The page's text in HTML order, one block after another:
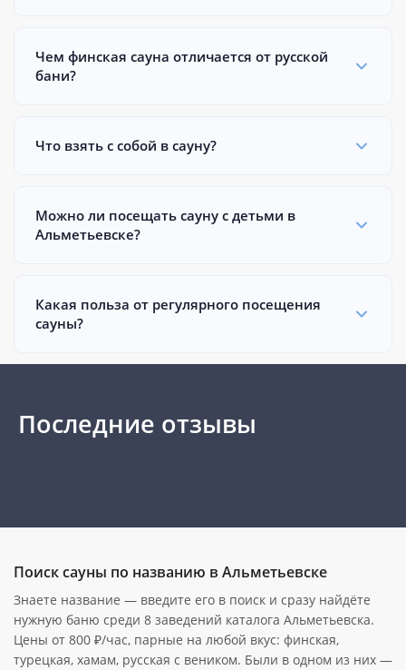
Чем финская сауна отличается от русской
бани?
Что взять с собой в сауну?
Можно ли посещать сауну с детьми в
Альметьевске?
Какая польза от регулярного посещения
сауны?
Последние отзывы
Поиск сауны по названию в Альметьевске
Знаете название — введите его в поиск и сразу найдёте
нужную баню среди 8 заведений каталога Альметьевска.
Цены от 800 ₽/час, парные на любой вкус: финская,
турецкая, хамам, русская с веником. Были в одном из них —